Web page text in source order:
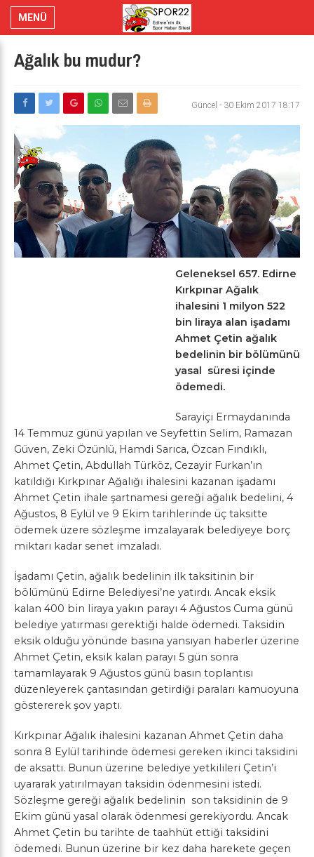
MENÜ
Ağalık bu mudur?
Güncel - 30 Ekim 2017 18:17
Geleneksel 657. Edirne
Kırkpınar Ağalık
ihalesini 1 milyon 522
bin liraya alan işadamı
Ahmet Çetin ağalık
bedelinin bir bölümünü
yasal süresi içinde
ödemedi.
Sarayiçi Ermaydanında
14 Temmuz günü yapılan ve Seyfettin Selim, Ramazan
Güven, Zeki Özünlü, Hamdi Sarıca, Özcan Fındıklı,
Ahmet Çetin, Abdullah Türköz, Cezayir Furkan’ın
katıldığı Kırkpınar Ağalığı ihalesini kazanan işadamı
Ahmet Çetin ihale şartnamesi gereği ağalık bedelini, 4
Ağustos, 8 Eylül ve 9 Ekim tarihlerinde üç taksitte
ödemek üzere sözleşme imzalayarak belediyeye borç
miktarı kadar senet imzaladı.
İşadamı Çetin, ağalık bedelinin ilk taksitinin bir
bölümünü Edirne Belediyesi’ne yatırdı. Ancak eksik
kalan 400 bin liraya yakın parayı 4 Ağustos Cuma günü
belediye yatırması gerektiği halde ödemedi. Taksidin
eksik olduğu yönünde basına yansıyan haberler üzerine
Ahmet Çetin, eksik kalan parayı 5 gün sonra
tamamlayarak 9 Ağustos günü basın toplantısı
düzenleyerek çantasından getirdiği paraları kamuoyuna
göstererek şov yaptı.
Kırkpınar Ağalık ihalesini kazanan Ahmet Çetin daha
sonra 8 Eylül tarihinde ödemesi gereken ikinci taksidini
de aksattı. Bunun üzerine belediye yetkilileri Çetin’i
uyararak yatırılmayan taksidin ödenmesini istedi.
Sözleşme gereği ağalık bedelinin son taksidinin de 9
Ekim günü yasal olarak ödenmesi gerekiyordu. Ancak
Ahmet Çetin bu tarihte de taahhüt ettiği taksidini
ödemedi. Bunun üzerine bir kez daha harekete geçen